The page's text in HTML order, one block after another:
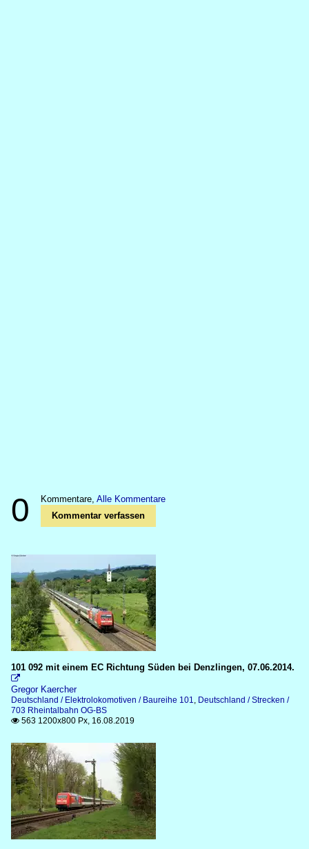
0 Kommentare, Alle Kommentare
Kommentar verfassen
101 092 mit einem EC Richtung Süden bei Denzlingen, 07.06.2014.

Gregor Kaercher
Deutschland / Elektrolokomotiven / Baureihe 101, Deutschland / Strecken /
703 Rheintalbahn OG-BS
 563 1200x800 Px, 16.08.2019